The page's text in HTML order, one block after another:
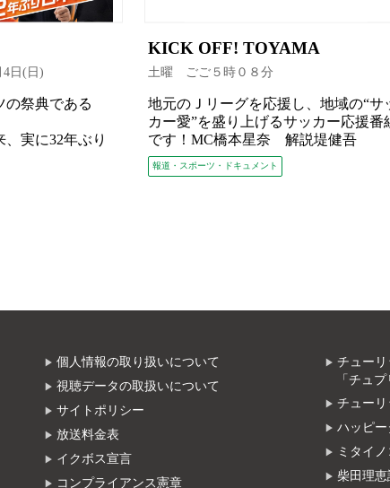
4日(日)
の祭典である
、実に32年ぶり
KICK OFF! TOYAMA
土曜 ごご５時０８分
地元のＪリーグを応援し、地域の“サ
カー愛”を盛り上げるサッカー応援番
です！MC橋本星奈 解説堤健吾
報道・スポーツ・ドキュメント
個人情報の取り扱いについて
視聴データの取扱いについて
サイトポリシー
放送料金表
イクボス宣言
コンプライアンス憲章
チューリ
「チュプ
チューリ
ハッピー
ミタイ
柴田理